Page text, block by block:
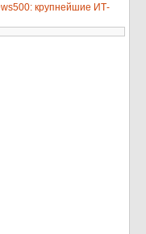
крупнейшие ИТ-